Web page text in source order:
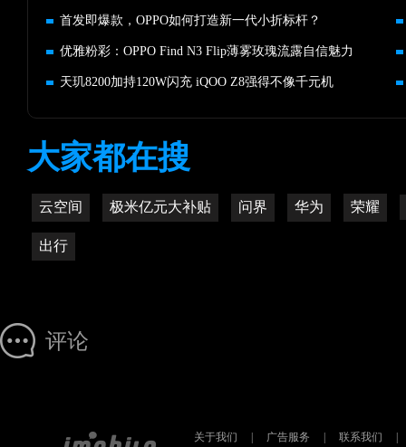
首发即爆款，OPPO如何打造新一代小折标杆？
优雅粉彩：OPPO Find N3 Flip薄雾玫瑰流露自信魅力
天玑8200加持120W闪充 iQOO Z8强得不像千元机
大家都在搜
云空间 极米亿元大补贴 问界 华为 荣耀
出行
评论
关于我们 广告服务 联系我们